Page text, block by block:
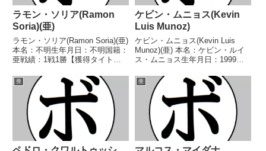
ラモン・ソリア(Ramon
Soria)(亜)
ラモン・ソリア(Ramon Soria)(亜)
本名：不明生年月日：不明国籍：
亜戦績：1戦1勝【獲得タイト
王座【戦歴】(年月日不明) ○判
定 (ラウンド不明) ルイス・パス
トール・アルバレス(亜)【補足情
報】・...
ケビン・ムニョス(Kevin
Luis Munoz)
ケビン・ムニョス(Kevin Luis
Munoz)(亜) 本名：ケビン・ルイ
ス・ムニョス生年月日：1999年1
(6KO)4敗1無効試合 【獲得タイト
ル】IBFスーパーフライ級ユース
王座南米スーパーフライ級...
亜 亜